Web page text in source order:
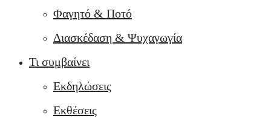
Φαγητό & Ποτό
Διασκέδαση & Ψυχαγωγία
Τι συμβαίνει
Εκδηλώσεις
Εκθέσεις